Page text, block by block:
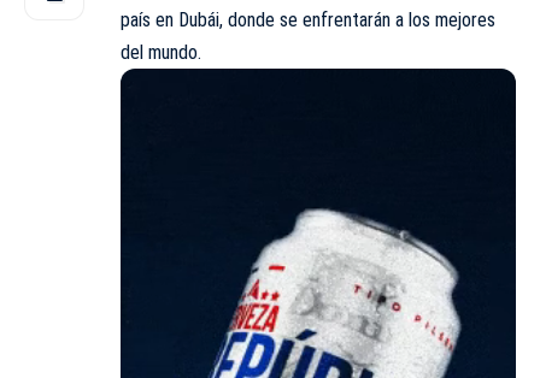
país en Dubái, donde se enfrentarán a los mejores
del mundo.